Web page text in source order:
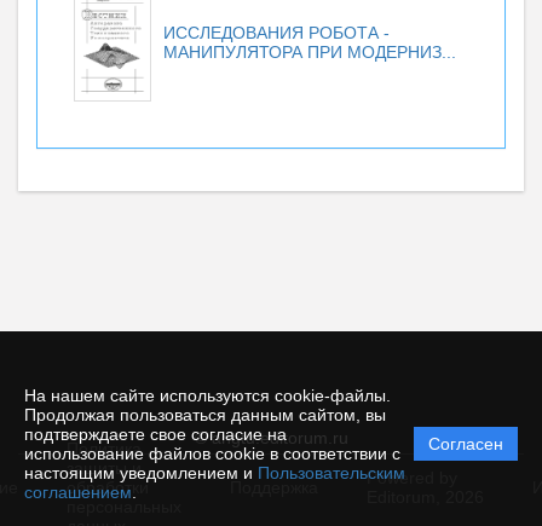
На нашем сайте используются cookie-файлы.
Продолжая пользоваться данным сайтом, вы
подтверждаете свое согласие на
использование файлов cookie в соответствии с
настоящим уведомлением и Пользовательским
соглашением
Согласен
ИССЛЕДОВАНИЯ РОБОТА -
МАНИПУЛЯТОРА ПРИ МОДЕРНИЗ...
© angtu.editorum.ru
Политика
защиты и
обработки
Powered by